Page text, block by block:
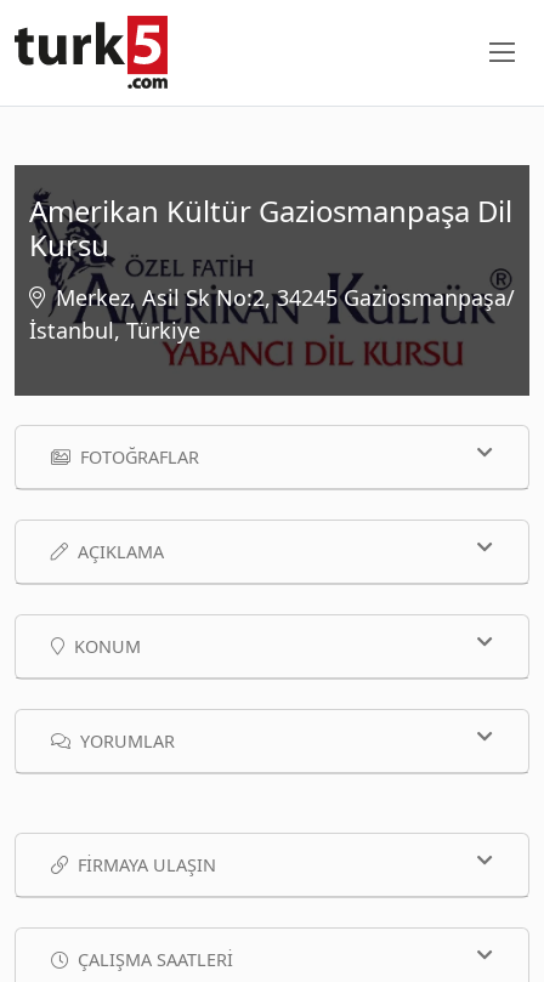
Amerikan Kültür Gaziosmanpaşa Dil
Kursu
Merkez, Asil Sk No:2, 34245 Gaziosmanpaşa/
İstanbul, Türkiye
FOTOĞRAFLAR
AÇIKLAMA
KONUM
YORUMLAR
FIRMAYA ULAŞIN
ÇALIŞMA SAATLERI